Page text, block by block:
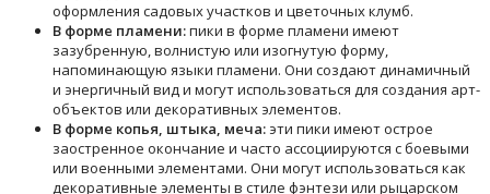
оформления садовых участков и цветочных клумб.
В форме пламени:пики в форме пламени имеют
зазубренную, волнистую или изогнутую форму,
напоминающую языки пламени. Они создают динамичный
и энергичный вид и могут использоваться для создания арт-
объектов или декоративных элементов.
В форме копья, штыка, меча: эти пики имеют острое
заостренное окончание и часто ассоциируются с боевыми
или военными элементами. Они могут использоваться как
декоративные элементы в стиле фэнтези или рыцарском